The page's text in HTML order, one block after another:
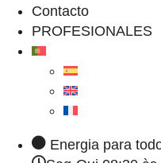
Contacto
PROFESIONALES
Energia para